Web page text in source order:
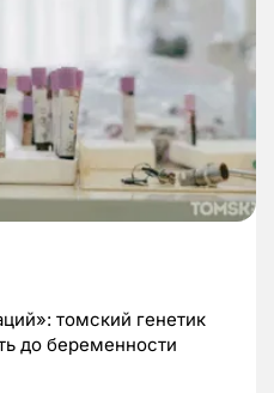
томский генетик
до беременности